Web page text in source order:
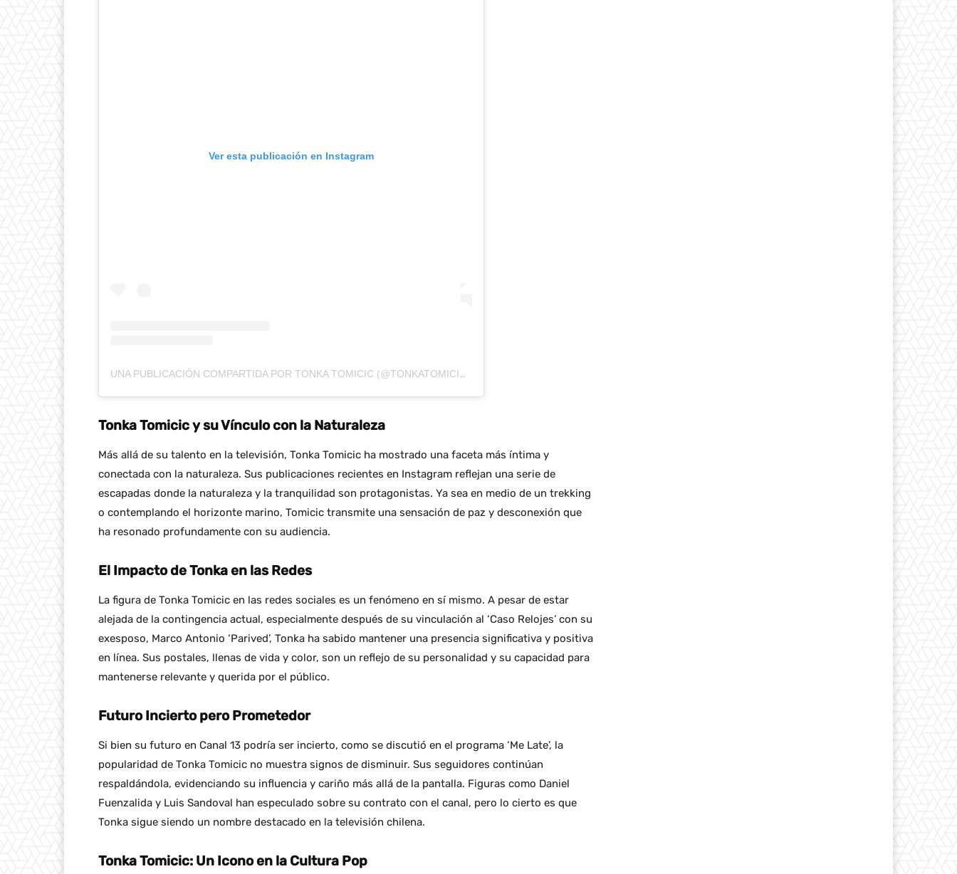
Ver esta publicación en Instagram
UNA PUBLICACIÓN COMPARTIDA POR TONKA TOMICIC (@TONKATOMICICPETRIC)
Tonka Tomicic y su Vínculo con la Naturaleza
Más allá de su talento en la televisión, Tonka Tomicic ha mostrado una faceta más íntima y
conectada con la naturaleza. Sus publicaciones recientes en Instagram reflejan una serie de
escapadas donde la naturaleza y la tranquilidad son protagonistas. Ya sea en medio de un trekking
o contemplando el horizonte marino, Tomicic transmite una sensación de paz y desconexión que
ha resonado profundamente con su audiencia.
El Impacto de Tonka en las Redes
La figura de Tonka Tomicic en las redes sociales es un fenómeno en sí mismo. A pesar de estar
alejada de la contingencia actual, especialmente después de su vinculación al ‘Caso Relojes’ con su
exesposo, Marco Antonio ‘Parived’, Tonka ha sabido mantener una presencia significativa y positiva
en línea. Sus postales, llenas de vida y color, son un reflejo de su personalidad y su capacidad para
mantenerse relevante y querida por el público.
Futuro Incierto pero Prometedor
Si bien su futuro en Canal 13 podría ser incierto, como se discutió en el programa ‘Me Late’, la
popularidad de Tonka Tomicic no muestra signos de disminuir. Sus seguidores continúan
respaldándola, evidenciando su influencia y cariño más allá de la pantalla. Figuras como Daniel
Fuenzalida y Luis Sandoval han especulado sobre su contrato con el canal, pero lo cierto es que
Tonka sigue siendo un nombre destacado en la televisión chilena.
Tonka Tomicic: Un Icono en la Cultura Pop